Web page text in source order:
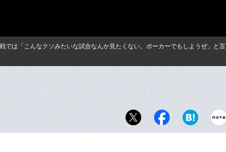
は「こんなクソみたいな試合なんか見たくない。ポーカーでもしようぜ」と言